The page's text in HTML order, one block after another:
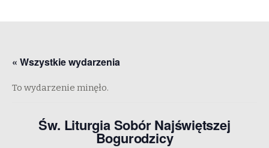
« Wszystkie wydarzenia
To wydarzenie minęło.
Św. Liturgia Sobór Najświętszej
Bogurodzicy